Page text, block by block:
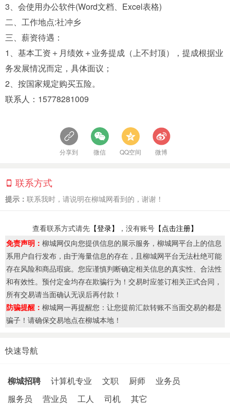
3、会使用办公软件(Word文档、Excel表格)
二、工作地点:社冲乡
三、薪资待遇：
1、基本工资＋月绩效＋业务提成（上不封顶），提成根据业
务发展情况而定，具体面议；
2、按国家规定购买五险。
联系人：15778281009
分享到 微信 QQ空间 微博
联系方式
提示： 联系我时，请说明在柳城网看到的，谢谢！
查看联系方式请先 【登录】 ，没有账号 【点击注册】
免责声明： 柳城网仅向您提供信息的展示服务，柳城网平台上的信息
系用户自行发布，由于海量信息的存在，且柳城网平台无法杜绝可能
存在风险和商品瑕疵。您应谨慎判断确定相关信息的真实性、合法性
和有效性。预付定金均存在欺骗行为！交易时应签订相关正式合同，
所有交易请当面确认无误后再付款！
防骗提醒： 柳城网一再提醒您：让您提前汇款转账不当面交易的都是
骗子！请确保交易地点在柳城本地！
快速导航
柳城招聘 计算机专业 文职 厨师
业务员
服务员
营业员 工人 司机 其它